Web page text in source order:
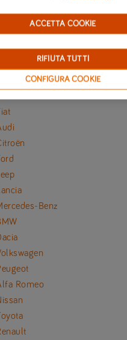
un marchio diverso?
auto più famosi e i loro modelli:
Benz
Romeo
CONFIGURA COOKIE
RIFIUTA TUTTI
ACCETTA COOKIE